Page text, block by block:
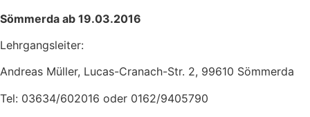
Sömmerda ab 19.03.2016
Lehrgangsleiter:
Andreas Müller, Lucas-Cranach-Str. 2, 99610 Sömmerda
Tel: 03634/602016 oder 0162/9405790